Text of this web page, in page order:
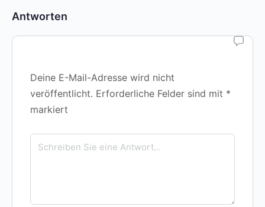
Antworten
Deine E-Mail-Adresse wird nicht
veröffentlicht. Erforderliche Felder sind mit *
markiert